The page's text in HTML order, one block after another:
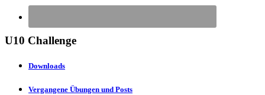
U10 Challenge
Downloads
Vergangene Übungen und Posts